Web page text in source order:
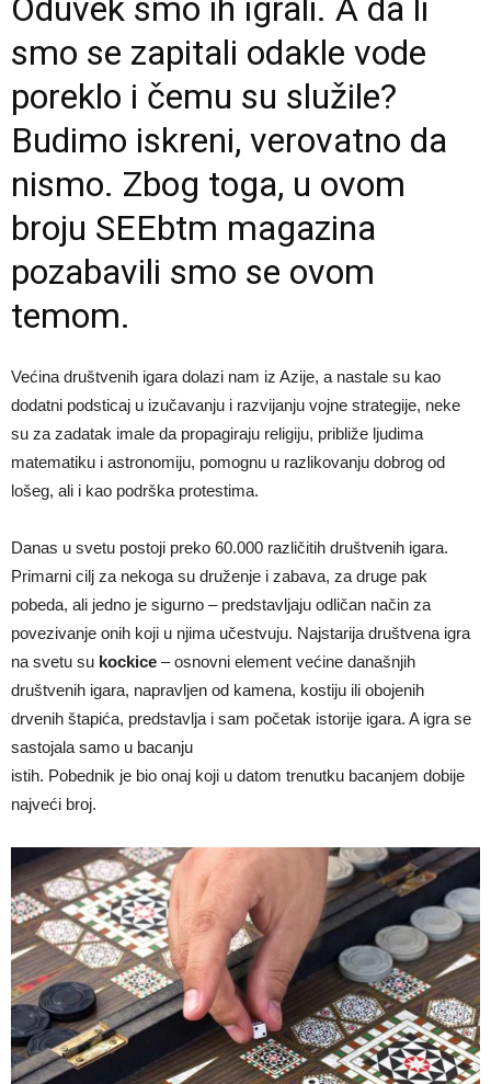
Oduvek smo ih igrali. A da li
smo se zapitali odakle vode
poreklo i čemu su služile?
Budimo iskreni, verovatno da
nismo. Zbog toga, u ovom
broju SEEbtm magazina
pozabavili smo se ovom
temom.
Većina društvenih igara dolazi nam iz Azije, a nastale su kao
dodatni podsticaj u izučavanju i razvijanju vojne strategije, neke
su za zadatak imale da propagiraju religiju, približe ljudima
matematiku i astronomiju, pomognu u razlikovanju dobrog od
lošeg, ali i kao podrška protestima.
Danas u svetu postoji preko 60.000 različitih društvenih igara.
Primarni cilj za nekoga su druženje i zabava, za druge pak
pobeda, ali jedno je sigurno – predstavljaju odličan način za
povezivanje onih koji u njima učestvuju. Najstarija društvena igra
na svetu su kockice – osnovni element ve­ći­ne današnjih
društvenih igara, napravljen od kamena, kostiju ili obojenih
drvenih štapića, predstavlja i sam početak istorije igara. A igra se
sastojala samo u bacanju
istih. Pobednik je bio onaj koji u datom trenutku bacanjem dobije
najveći broj.